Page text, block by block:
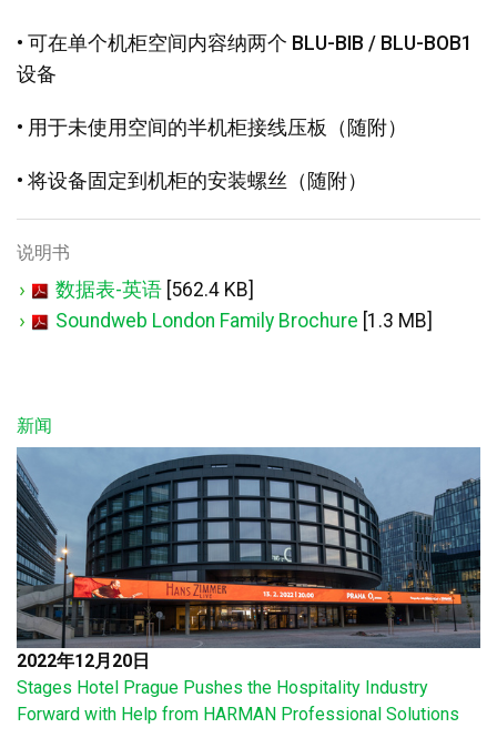
• 可在单个机柜空间内容纳两个 BLU-BIB / BLU-BOB1
设备
• 用于未使用空间的半机柜接线压板（随附）
• 将设备固定到机柜的安装螺丝（随附）
说明书
数据表-英语 [562.4 KB]
Soundweb London Family Brochure [1.3 MB]
新闻
2022年12月20日
Stages Hotel Prague Pushes the Hospitality Industry
Forward with Help from HARMAN Professional Solutions